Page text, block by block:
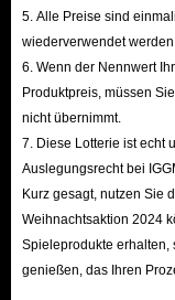
wofür Sie es ausgeben.
durch, um Ihr Geld
Unternehmen wachsen
Prozess der Geldwäsche
Geldautomaten kommen
Geldautomaten auf
Kaufen Sie das
5. Alle Preise sind
wiederverwendet werden.
6. Wenn der Nennwert
Produktpreis, müssen
nicht übernimmt.
7. Diese Lotterie ist echt
Auslegungsrecht bei
Kurz gesagt, nutzen Sie
Weihnachtsaktion 2024
Spieleprodukte
genießen, das Ihren